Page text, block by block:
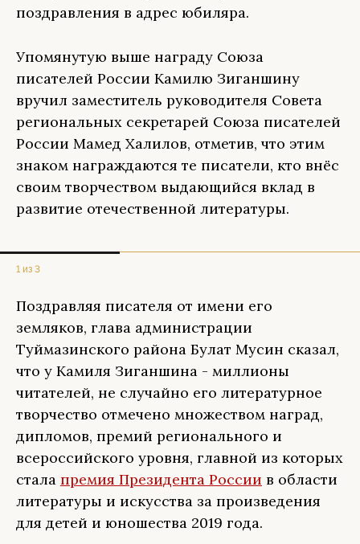
поздравления в адрес юбиляра.
Упомянутую выше награду Союза
писателей России Камилю Зиганшину
вручил заместитель руководителя Совета
региональных секретарей Союза писателей
России Мамед Халилов, отметив, что этим
знаком награждаются те писатели, кто внёс
своим творчеством выдающийся вклад в
развитие отечественной литературы.
1 из 3
Поздравляя писателя от имени его
земляков, глава администрации
Туймазинского района Булат Мусин сказал,
что у Камиля Зиганшина - миллионы
читателей, не случайно его литературное
творчество отмечено множеством наград,
дипломов, премий регионального и
всероссийского уровня, главной из которых
стала премия Президента России в области
литературы и искусства за произведения
для детей и юношества 2019 года.